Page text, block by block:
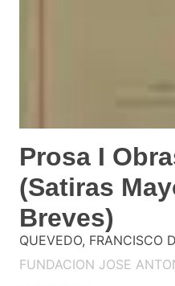
Prosa I
(Satiras
Breves)
QUEVEDO, FRANCISCO
FUNDACION JOSE